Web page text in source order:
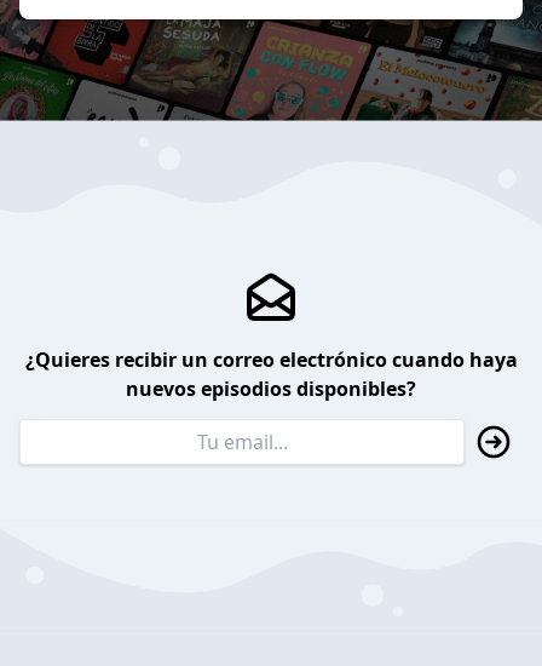
¿Quieres recibir un correo electrónico cuando haya
nuevos episodios disponibles?